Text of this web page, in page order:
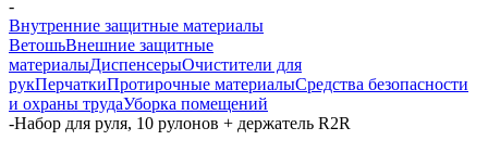
-
Внутренние защитные материалы
ВетошьВнешние защитные
материалыДиспенсерыОчистители для
рукПерчаткиПротирочные материалыСредства безопасности
и охраны трудаУборка помещений
-Набор для руля, 10 рулонов + держатель R2R